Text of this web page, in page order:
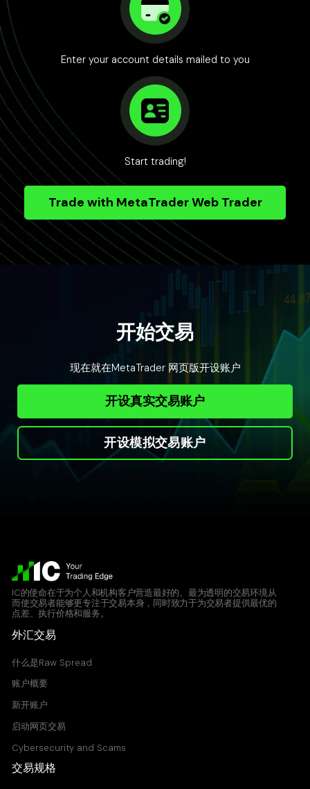
Enter your account details mailed to you
Start trading!
Trade with MetaTrader Web Trader
开始交易
现在就在MetaTrader 网页版开设账户
开设真实交易账户
开设模拟交易账户
IC的使命在于为个人和机构客户营造最好的、最为透明的交易环境从
而使交易者能够更专注于交易本身，同时致力于为交易者提供最优的
点差、执行价格和服务。
外汇交易
什么是Raw Spread
账户概要
新开账户
启动网页交易
Cybersecurity and Scams
交易规格